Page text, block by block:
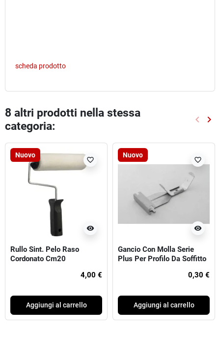
scheda prodotto
8 altri prodotti nella stessa
categoria:
keyboard_arrow_left keyboard_arrow_right
Nuovo
visibility
favorite_border
Rullo Sint. Pelo Raso
Cordonato Cm20
4,00 €
Aggiungi al carrello
Nuovo
visibility
favorite_border
Gancio Con Molla Serie
Plus Per Profilo Da Soffitto
0,30 €
Aggiungi al carrello